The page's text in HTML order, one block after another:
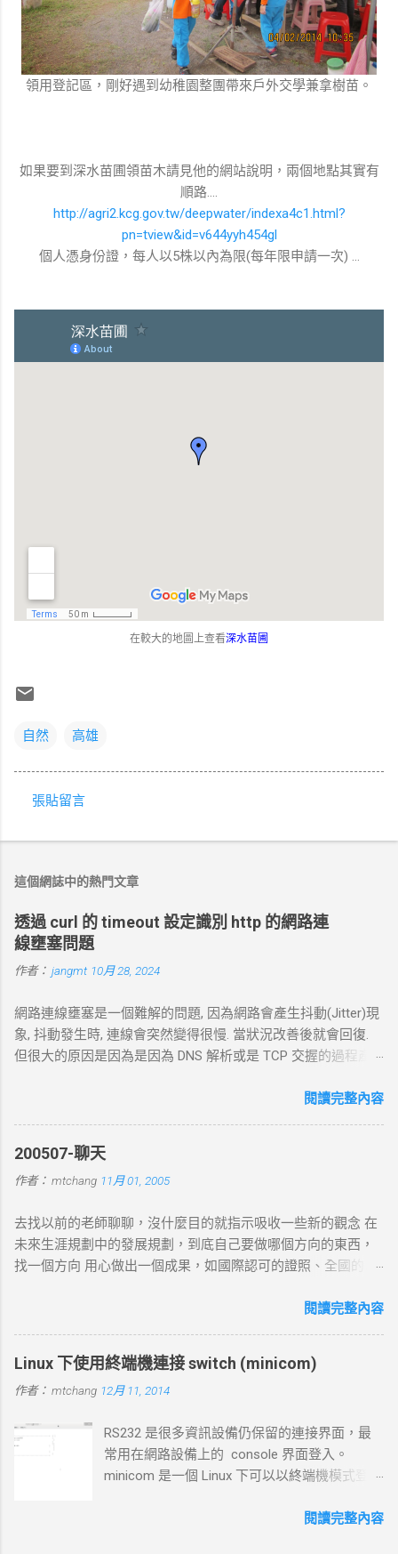
領用登記區，剛好遇到幼稚園整團帶來戶外交學兼拿樹苗。
如果要到深水苗圃領苗木請見他的網站說明，兩個地點其實有
順路....
http://agri2.kcg.gov.tw/deepwater/indexa4c1.html?
pn=tview&id=v644yyh454gl
個人憑身份證，每人以5株以內為限(每年限申請一次) ...
在較大的地圖上查看深水苗圃
自然 高雄
言
張貼留言
這個網誌中的熱門文章
透過 curl 的 timeout 設定識別 http 的網路連
線壅塞問題
作者： jangmt 10月 28, 2024
網路連線壅塞是一個難解的問題, 因為網路會產生抖動(Jitter)現
象, 抖動發生時, 連線會突然變得很慢. 當狀況改善後就會回復.
但很大的原因是因為是因為 DNS 解析或是 TCP 交握的過程產
以下幾個主要步驟： 1. DNS 查詢 目標 ：解析主機名 (如
進行查詢，獲取目標伺服器的 IP 地址。 結果 ：若查詢成功，
返回 IP 地址， curl 將繼續下一步。若查詢失敗， curl 則返回
DNS 錯誤並中止。 2. TCP 三向交握 (Three-Way Handshake) 目
核發送一個 SYN 封包，目標伺服器回應 SYN-ACK ，然後 curl
返回 ACK 完成三向交握，建立起 TCP 連線。 結果 ：若在 --
connect-timeout 設定時間內未完成三向交握，則連線失敗並返
HTTP 請求，根據 URL 設定不同的請求方法（如 GET 、 POST
）。 過程 ： curl 構建 HTTP 請求標頭並附加任何所需的數據
（如表單數據），然後通過已建立的 TCP 連線將請求發送到伺
服器。 結果 ：伺服器接收請求並準備回應，若過程中出現網路
問題，則請求可能中止或失敗。 4. 伺服器處理請求並返回回應
目標 ：伺服器根據請求的 URL 路徑處理並生成對應的回應內
容。 過程 ：伺服器確認請求內容後，由 HTTP 伺服器（如
httpd ）根據需求（例如讀取靜態文件或調用後端服務）生成回
應，並加上適當的 HTTP 狀態碼和標頭。 結果 ：伺服器將回應
服器接收回應數據，並在終端或指定的輸出目標中顯示。 過程
閱讀完整內容
200507-聊天
作者： mtchang 11月 01, 2005
去找以前的老師聊聊，沒什麼目的就指示吸收一些新的觀念 在
未來生涯規劃中的發展規劃，到底自己要做哪個方向的東西，
找一個方向 用心做出一個成果，如國際認可的證照、全國的比
路。以目前技術而言要就做最大最廣，否則 就做最小最少，避
X-windows上程式的開發： http://www.wxwidgets.org/
http://tavi.debian.org.tw/index.php?page=wxWindows * 使用
Java在嵌入式系統上的開發 當然如果在學習過程中，有好的工
等著我去讀，但好的工作不是常常有的，一定要把握住好的機
閱讀完整內容
Linux 下使用終端機連接 switch (minicom)
作者： mtchang 12月 11, 2014
RS232 是很多資訊設備仍保留的連接界面，最
常用在網路設備上的 console 界面登入。
minicom 是一個 Linux 下可以以終端機模式登入
裝 minicom mtchang@debian:~$ sudo apt-get
閱讀完整內容